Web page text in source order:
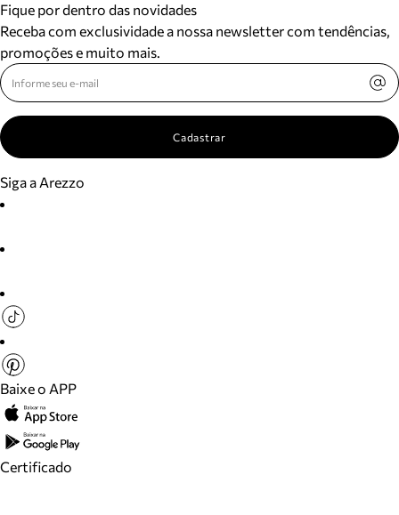
Fique por dentro das novidades
Receba com exclusividade a nossa newsletter com tendências,
promoções e muito mais.
Cadastrar
Siga a Arezzo
Baixe o APP
Certificado